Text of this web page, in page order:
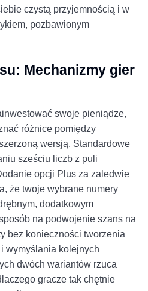
czystą przyjemnością i w
pozbawionym
Mechanizmy gier
swoje pieniądze,
różnice pomiędzy
wersją. Standardowe
sześciu liczb z puli
opcji Plus za zaledwie
że twoje wybrane numery
dodatkowym
na podwojenie szans na
bez konieczności tworzenia
wymyślania kolejnych
dwóch wariantów rzuca
gracze tak chętnie